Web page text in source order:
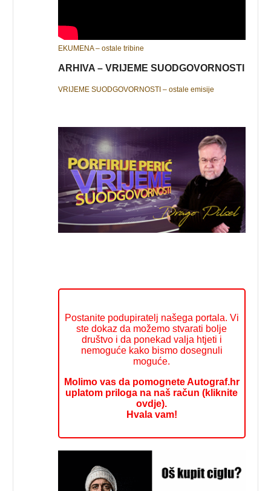
EKUMENA – ostale tribine
ARHIVA – VRIJEME SUODGOVORNOSTI
VRIJEME SUODGOVORNOSTI – ostale emisije
Postanite podupiratelj našega portala. Vi
ste dokaz da možemo stvarati bolje
društvo i da ponekad valja htjeti i
nemoguće kako bismo dosegnuli
moguće.
Molimo vas da pomognete Autograf.hr
uplatom priloga na naš račun (kliknite
ovdje).
Hvala vam!